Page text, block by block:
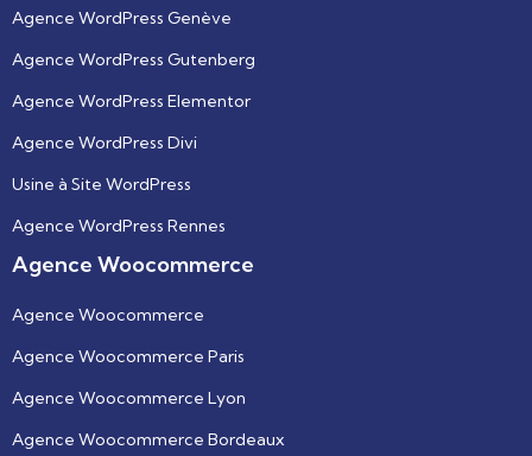
Agence WordPress Genève
Agence WordPress Gutenberg
Agence WordPress Elementor
Agence WordPress Divi
Usine à Site WordPress
Agence WordPress Rennes
Agence Woocommerce
Agence Woocommerce
Agence Woocommerce Paris
Agence Woocommerce Lyon
Agence Woocommerce Bordeaux